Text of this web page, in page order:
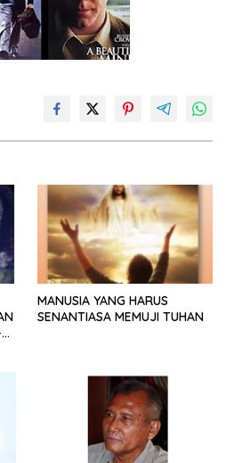
MANUSIA YANG HARUS
SENANTIASA MEMUJI TUHAN